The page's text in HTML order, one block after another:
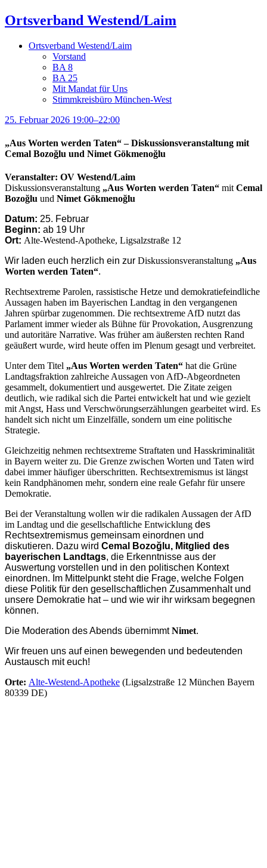
Ortsverband Westend/Laim
Ortsverband Westend/Laim
Vorstand
BA 8
BA 25
Mit Mandat für Uns
Stimmkreisbüro München-West
25. Februar 2026 19:00–22:00
„Aus Worten werden Taten“ – Diskussionsveranstaltung mit
Cemal Bozoğlu und Nimet Gökmenoğlu
Veranstalter: OV Westend/Laim
Diskussionsveranstaltung „Aus Worten werden Taten“ mit Cemal
Bozoğlu und Nimet Gökmenoğlu
Datum: 25. Februar
Beginn: ab 19 Uhr
Ort: Alte-Westend-Apotheke, Ligsalzstraße 12
Wir laden euch herzlich ein zur Diskussionsveranstaltung „Aus
Worten werden Taten“.
Rechtsextreme Parolen, rassistische Hetze und demokratiefeindliche
Aussagen haben im Bayerischen Landtag in den vergangenen
Jahren spürbar zugenommen. Die rechtsextreme AfD nutzt das
Parlament immer wieder als Bühne für Provokation, Ausgrenzung
und autoritäre Narrative. Was früher am äußersten rechten Rand
geäußert wurde, wird heute offen im Plenum gesagt und verbreitet.
Unter dem Titel „Aus Worten werden Taten“ hat die Grüne
Landtagsfraktion zahlreiche Aussagen von AfD-Abgeordneten
gesammelt, dokumentiert und ausgewertet. Die Zitate zeigen
deutlich, wie radikal sich die Partei entwickelt hat und wie gezielt
mit Angst, Hass und Verschwörungserzählungen gearbeitet wird. Es
handelt sich nicht um Einzelfälle, sondern um eine politische
Strategie.
Gleichzeitig nehmen rechtsextreme Straftaten und Hasskriminalität
in Bayern weiter zu. Die Grenze zwischen Worten und Taten wird
dabei immer häufiger überschritten. Rechtsextremismus ist längst
kein Randphänomen mehr, sondern eine reale Gefahr für unsere
Demokratie.
Bei der Veranstaltung wollen wir die radikalen Aussagen der AfD
im Landtag und die gesellschaftliche Entwicklung des
Rechtsextremismus gemeinsam einordnen und
diskutieren. Dazu wird Cemal Bozoğlu, Mitglied des
bayerischen Landtags, die Erkenntnisse aus der
Auswertung vorstellen und in den politischen Kontext
einordnen. Im Mittelpunkt steht die Frage, welche Folgen
diese Politik für den gesellschaftlichen Zusammenhalt und
unsere Demokratie hat – und wie wir ihr wirksam begegnen
können.
Die Moderation des Abends übernimmtNimet.
Wir freuen uns auf einen bewegenden und bedeutenden
Austausch mit euch!
Orte: Alte-Westend-Apotheke (Ligsalzstraße 12 München Bayern
80339 DE)